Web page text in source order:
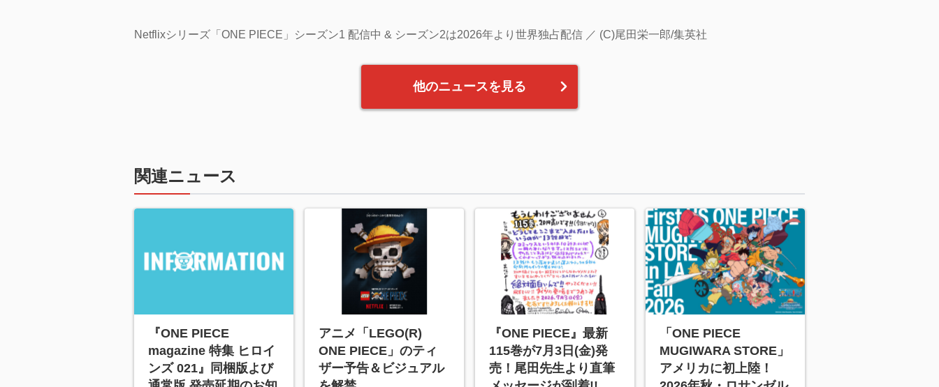
Netflixシリーズ「ONE PIECE」シーズン1 配信中 & シーズン2は2026年より世界独占配信 ／ (C)尾田栄一郎/集英社
他のニュースを見る
関連ニュース
『ONE PIECE
magazine 特集 ヒロイ
ンズ 021』同梱版よび
アニメ「LEGO(R)
ONE PIECE」のティ
ザー予告＆ビジュアル
『ONE PIECE』最新
115巻が7月3日(金)発
売！尾田先生より直筆
「ONE PIECE
MUGIWARA STORE」
アメリカに初上陸！